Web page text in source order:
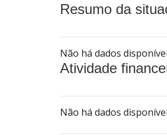
Resumo da
Não há dados
Atividade
Não há dados